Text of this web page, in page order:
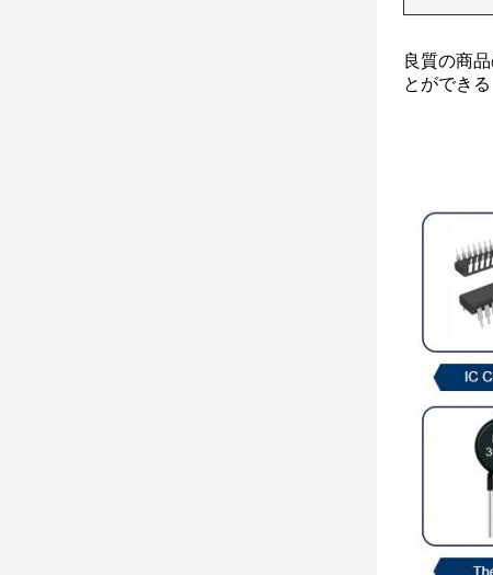
良質の商
とができる